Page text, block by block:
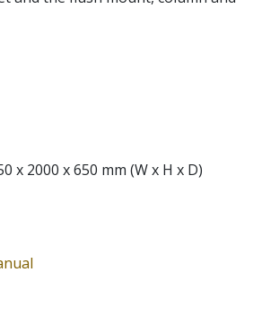
x 2000 x 650 mm (W x H x D)